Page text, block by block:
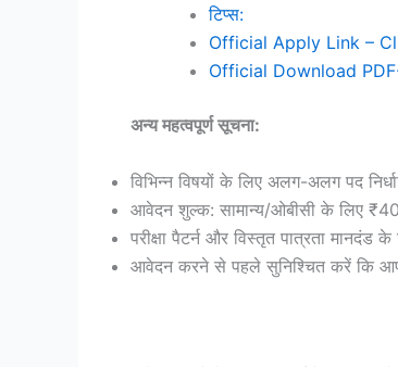
टिप्स:
Official Apply Link –
Official Download
अन्य महत्वपूर्ण सूचना:
विभिन्न विषयों के लिए अलग-अलग पद
आवेदन शुल्क: सामान्य/ओबीसी के लिए
परीक्षा पैटर्न और विस्तृत पात्रता
आवेदन करने से पहले सुनिश्चित करें कि